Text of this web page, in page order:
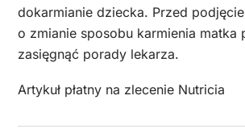
dokarmianie dziecka. Przed
o zmianie sposobu karmienia matka
zasięgnąć porady lekarza.
Artykuł płatny na zlecenie Nutricia